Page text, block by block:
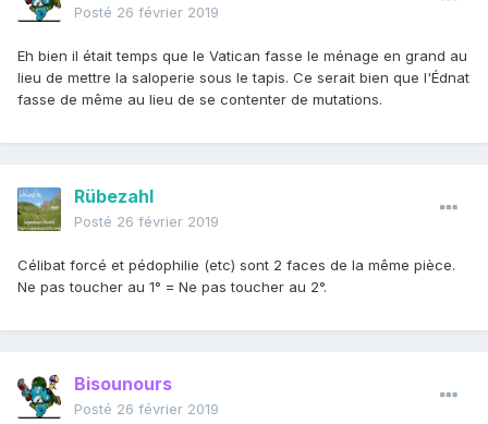
Posté 26 février 2019
Eh bien il était temps que le Vatican fasse le ménage en grand au
lieu de mettre la saloperie sous le tapis. Ce serait bien que l'Édnat
fasse de même au lieu de se contenter de mutations.
Rübezahl
Posté 26 février 2019
Célibat forcé et pédophilie (etc) sont 2 faces de la même pièce.
Ne pas toucher au 1° = Ne pas toucher au 2°.
Bisounours
Posté 26 février 2019